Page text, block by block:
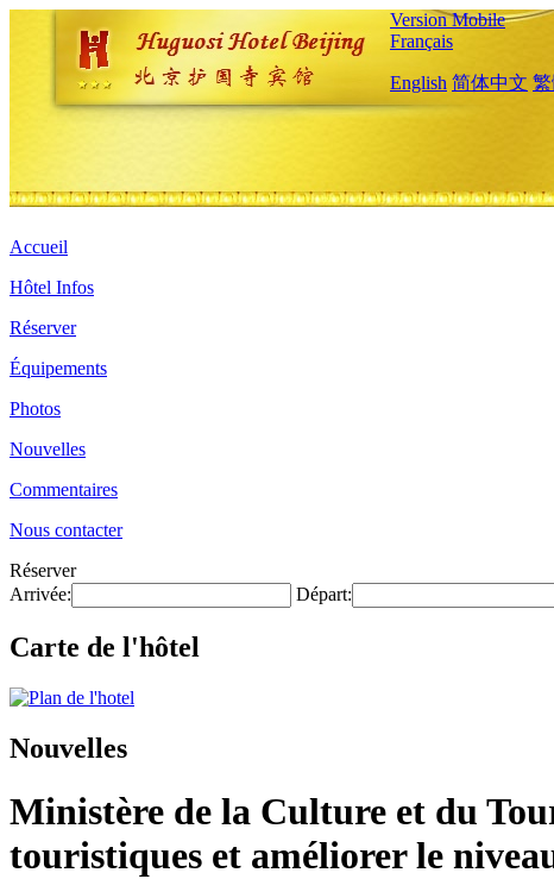
Version Mobile
Français
English 简体中文
Accueil
Hôtel Infos
Réserver
Équipements
Photos
Nouvelles
Commentaires
Nous contacter
Réserver
Arrivée:
Départ:
Carte de l'hôtel
Nouvelles
Ministère de la Culture et du
touristiques et améliorer le